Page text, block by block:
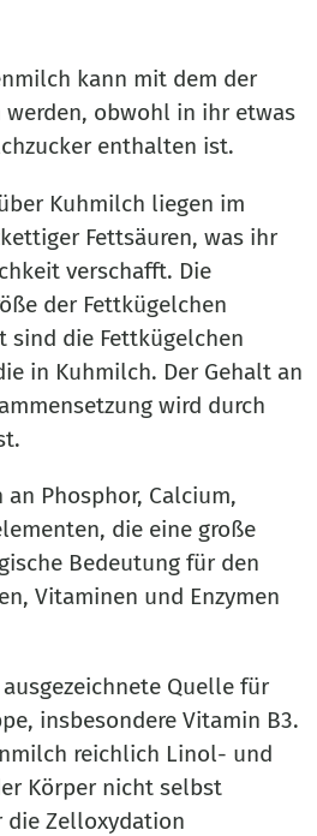
kann mit dem der
obwohl in ihr etwas
enthalten ist.
Kuhmilch liegen im
Fettsäuren, was ihr
verschafft. Die
der Fettkügelchen
sind die Fettkügelchen
in Kuhmilch. Der Gehalt an
wird durch
Phosphor, Calcium,
die eine große
Bedeutung für den
Vitaminen und Enzymen
Quelle für
insbesondere Vitamin B3.
reichlich Linol- und
Körper nicht selbst
die Zelloxydation